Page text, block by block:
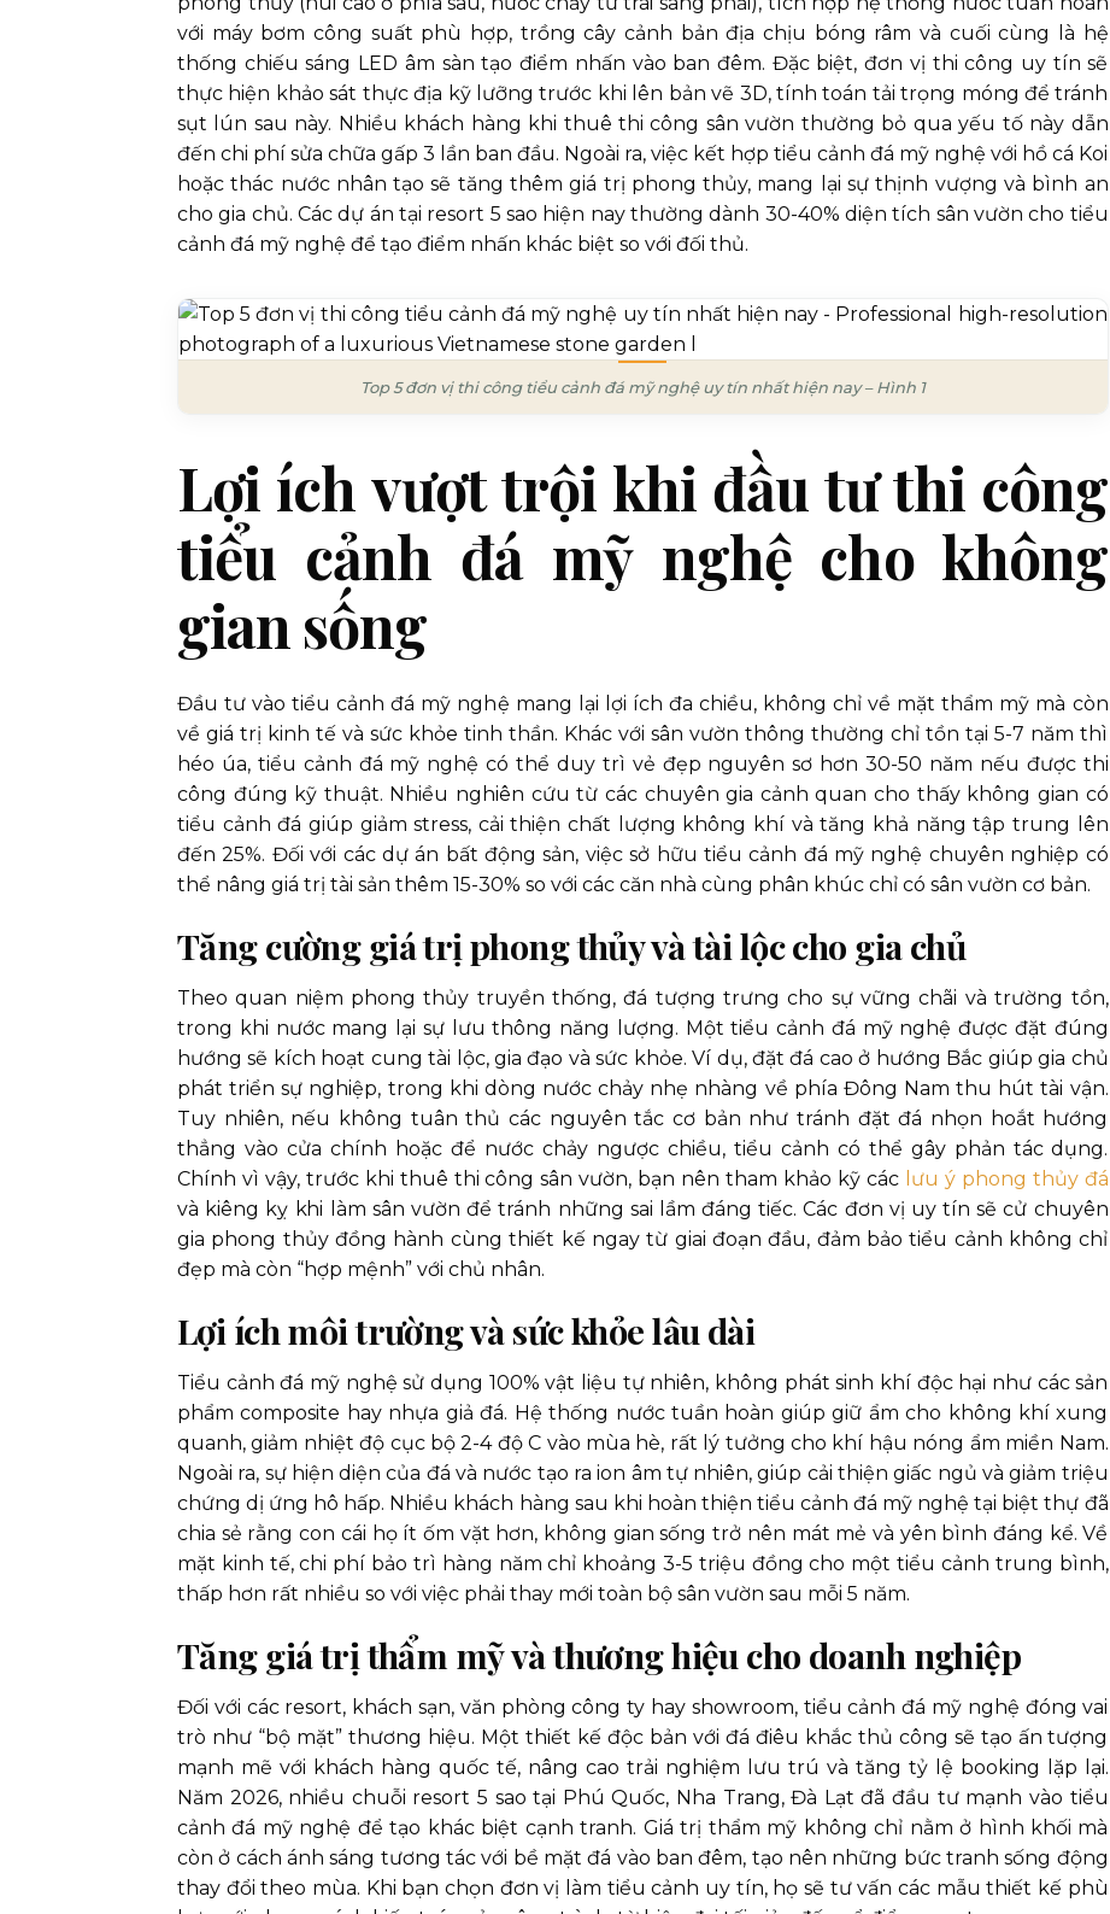
với máy bơm công suất phù hợp, trồng cây cảnh bản địa chịu bóng râm và cuối cùng là hệ
thống chiếu sáng LED âm sàn tạo điểm nhấn vào ban đêm. Đặc biệt, đơn vị thi công uy tín sẽ
thực hiện khảo sát thực địa kỹ lưỡng trước khi lên bản vẽ 3D, tính toán tải trọng móng để tránh
sụt lún sau này. Nhiều khách hàng khi thuê thi công sân vườn thường bỏ qua yếu tố này dẫn
đến chi phí sửa chữa gấp 3 lần ban đầu. Ngoài ra, việc kết hợp tiểu cảnh đá mỹ nghệ với hồ cá Koi
hoặc thác nước nhân tạo sẽ tăng thêm giá trị phong thủy, mang lại sự thịnh vượng và bình an
cho gia chủ. Các dự án tại resort 5 sao hiện nay thường dành 30-40% diện tích sân vườn cho tiểu
cảnh đá mỹ nghệ để tạo điểm nhấn khác biệt so với đối thủ.
Top 5 đơn vị thi công tiểu cảnh đá mỹ nghệ uy tín nhất hiện nay – Hình 1
Lợi ích vượt trội khi đầu tư thi công
tiểu cảnh đá mỹ nghệ cho không
gian sống
Đầu tư vào tiểu cảnh đá mỹ nghệ mang lại lợi ích đa chiều, không chỉ về mặt thẩm mỹ mà còn
về giá trị kinh tế và sức khỏe tinh thần. Khác với sân vườn thông thường chỉ tồn tại 5-7 năm thì
héo úa, tiểu cảnh đá mỹ nghệ có thể duy trì vẻ đẹp nguyên sơ hơn 30-50 năm nếu được thi
công đúng kỹ thuật. Nhiều nghiên cứu từ các chuyên gia cảnh quan cho thấy không gian có
tiểu cảnh đá giúp giảm stress, cải thiện chất lượng không khí và tăng khả năng tập trung lên
đến 25%. Đối với các dự án bất động sản, việc sở hữu tiểu cảnh đá mỹ nghệ chuyên nghiệp có
thể nâng giá trị tài sản thêm 15-30% so với các căn nhà cùng phân khúc chỉ có sân vườn cơ bản.
Tăng cường giá trị phong thủy và tài lộc cho gia chủ
Theo quan niệm phong thủy truyền thống, đá tượng trưng cho sự vững chãi và trường tồn,
trong khi nước mang lại sự lưu thông năng lượng. Một tiểu cảnh đá mỹ nghệ được đặt đúng
hướng sẽ kích hoạt cung tài lộc, gia đạo và sức khỏe. Ví dụ, đặt đá cao ở hướng Bắc giúp gia chủ
phát triển sự nghiệp, trong khi dòng nước chảy nhẹ nhàng về phía Đông Nam thu hút tài vận.
Tuy nhiên, nếu không tuân thủ các nguyên tắc cơ bản như tránh đặt đá nhọn hoắt hướng
thẳng vào cửa chính hoặc để nước chảy ngược chiều, tiểu cảnh có thể gây phản tác dụng.
Chính vì vậy, trước khi thuê thi công sân vườn, bạn nên tham khảo kỹ các lưu ý phong thủy đá
và kiêng kỵ khi làm sân vườn để tránh những sai lầm đáng tiếc. Các đơn vị uy tín sẽ cử chuyên
gia phong thủy đồng hành cùng thiết kế ngay từ giai đoạn đầu, đảm bảo tiểu cảnh không chỉ
đẹp mà còn “hợp mệnh” với chủ nhân.
Lợi ích môi trường và sức khỏe lâu dài
Tiểu cảnh đá mỹ nghệ sử dụng 100% vật liệu tự nhiên, không phát sinh khí độc hại như các sản
phẩm composite hay nhựa giả đá. Hệ thống nước tuần hoàn giúp giữ ẩm cho không khí xung
quanh, giảm nhiệt độ cục bộ 2-4 độ C vào mùa hè, rất lý tưởng cho khí hậu nóng ẩm miền Nam.
Ngoài ra, sự hiện diện của đá và nước tạo ra ion âm tự nhiên, giúp cải thiện giấc ngủ và giảm triệu
chứng dị ứng hô hấp. Nhiều khách hàng sau khi hoàn thiện tiểu cảnh đá mỹ nghệ tại biệt thự đã
chia sẻ rằng con cái họ ít ốm vặt hơn, không gian sống trở nên mát mẻ và yên bình đáng kể. Về
mặt kinh tế, chi phí bảo trì hàng năm chỉ khoảng 3-5 triệu đồng cho một tiểu cảnh trung bình,
thấp hơn rất nhiều so với việc phải thay mới toàn bộ sân vườn sau mỗi 5 năm.
Tăng giá trị thẩm mỹ và thương hiệu cho doanh nghiệp
Đối với các resort, khách sạn, văn phòng công ty hay showroom, tiểu cảnh đá mỹ nghệ đóng vai
trò như “bộ mặt” thương hiệu. Một thiết kế độc bản với đá điêu khắc thủ công sẽ tạo ấn tượng
mạnh mẽ với khách hàng quốc tế, nâng cao trải nghiệm lưu trú và tăng tỷ lệ booking lặp lại.
Năm 2026, nhiều chuỗi resort 5 sao tại Phú Quốc, Nha Trang, Đà Lạt đã đầu tư mạnh vào tiểu
cảnh đá mỹ nghệ để tạo khác biệt cạnh tranh. Giá trị thẩm mỹ không chỉ nằm ở hình khối mà
còn ở cách ánh sáng tương tác với bề mặt đá vào ban đêm, tạo nên những bức tranh sống động
thay đổi theo mùa. Khi bạn chọn đơn vị làm tiểu cảnh uy tín, họ sẽ tư vấn các mẫu thiết kế phù